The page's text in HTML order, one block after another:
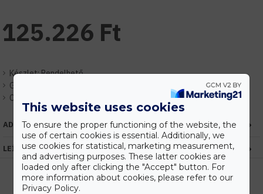
Készlet:Rendelhető
Gyártó:
Cikkszám:
125.226 Ft
ADATOK
LEÍRÁS
This website uses cookies
To ensure the proper functioning of the website, the
use of certain cookies is essential. Additionally, we
use cookies for statistical, marketing measurement,
and advertising purposes. These latter cookies are
loaded only after clicking the "Accept" button. For
more information about cookies, please refer to our
Privacy Policy.